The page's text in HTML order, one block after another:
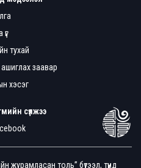
тухай
заавар
хэсэг
сүлжээ
журамласан толь” бүтээл, түүнд